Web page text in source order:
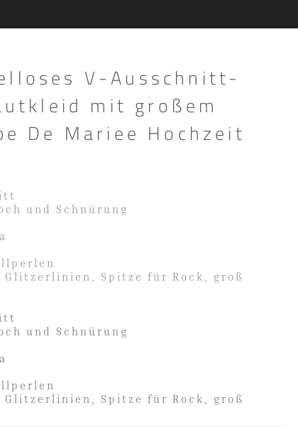
V-Ausschnitt-
mit großem
De Mariee Hochzeit
und Schnürung
Spitze für Rock, groß
und Schnürung
Spitze für Rock, groß